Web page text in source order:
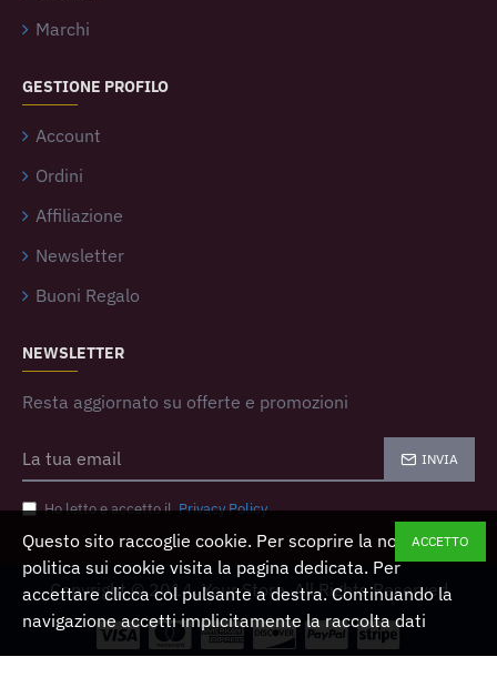
Marchi
GESTIONE PROFILO
Account
Ordini
Affiliazione
Newsletter
Buoni Regalo
NEWSLETTER
Resta aggiornato su offerte e promozioni
INVIA
Ho letto e accetto ilPrivacy Policy
Copyright © 2014, Your Store, All Rights Reserved
ACCETTO
Questo sito raccoglie cookie. Per scoprire la nostra
politica sui cookie visita la pagina dedicata. Per
accettare clicca col pulsante a destra. Continuando la
navigazione accetti implicitamente la raccolta dati